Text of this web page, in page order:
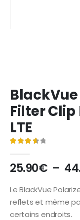
BlackVue
Filter Clip
LTE
25.90€ –
Le BlackVue
reflets et même
certains endroits.